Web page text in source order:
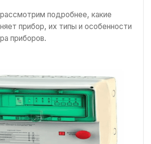
подробнее, какие
прибор, их типы и особенности
приборов.